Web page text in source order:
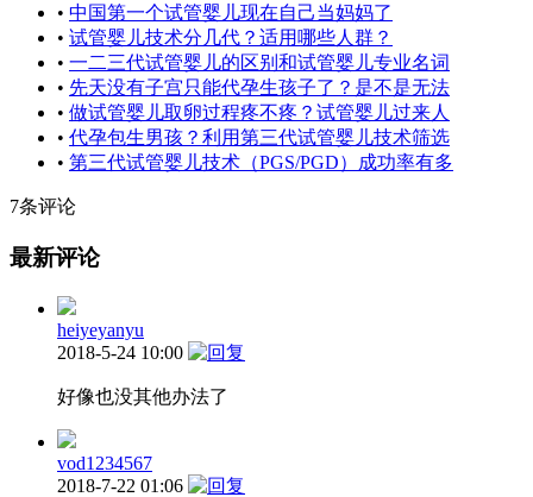
• 中国第一个试管婴儿现在自己当妈妈了
• 试管婴儿技术分几代？适用哪些人群？
• 一二三代试管婴儿的区别和试管婴儿专业名词
• 先天没有子宫只能代孕生孩子了？是不是无法
• 做试管婴儿取卵过程疼不疼？试管婴儿过来人
• 代孕包生男孩？利用第三代试管婴儿技术筛选
• 第三代试管婴儿技术（PGS/PGD）成功率有多
7条评论
最新评论
heiyeyanyu
2018-5-24 10:00
好像也没其他办法了
vod1234567
2018-7-22 01:06